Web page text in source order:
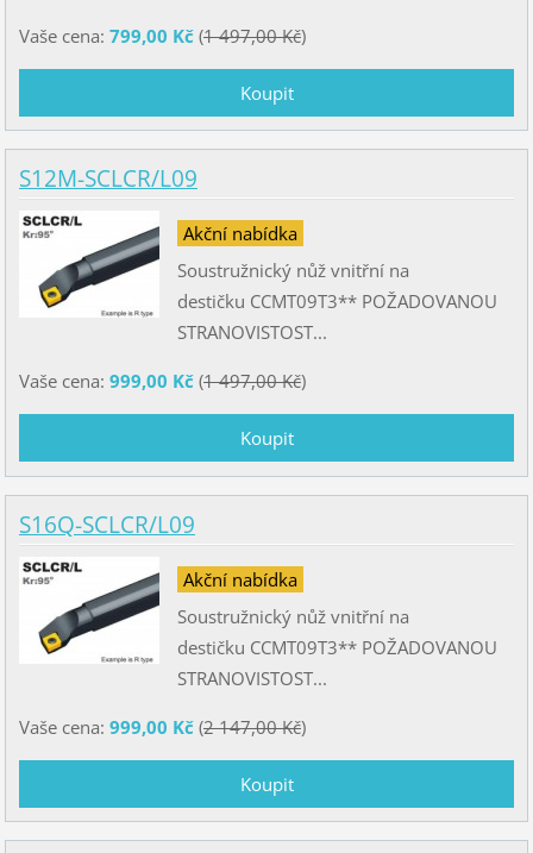
Vaše cena: 799,00 Kč(1 497,00 Kč)
S12M-SCLCR/L09
Akční nabídka
Soustružnický nůž vnitřní na
destičku CCMT09T3** POŽADOVANOU
STRANOVISTOST...
Vaše cena: 999,00 Kč(1 497,00 Kč)
S16Q-SCLCR/L09
Akční nabídka
Soustružnický nůž vnitřní na
destičku CCMT09T3** POŽADOVANOU
STRANOVISTOST...
Vaše cena: 999,00 Kč(2 147,00 Kč)